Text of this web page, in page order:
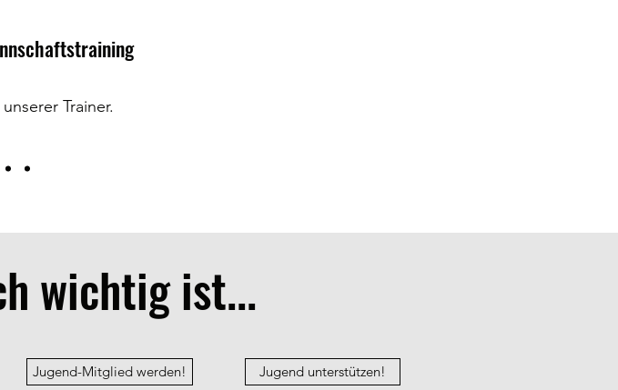
Trainer.
wichtig ist...
Jugend-Mitglied werden! Jugend unterstützen!